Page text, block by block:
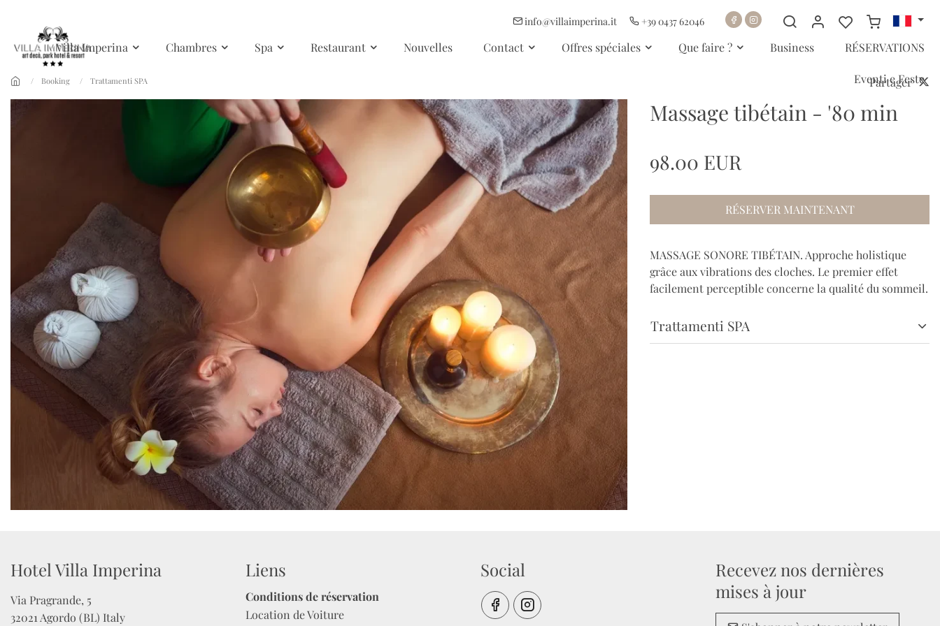
info@villaimperina.it +39 0437 62046
Villa Imperina Chambres Spa Restaurant Nouvelles Contact Offres spéciales Que faire ? Business RÉSERVATIONS
Eventi e Feste
Partager
Booking Trattamenti SPA
Massage tibétain - '80 min
98.00 EUR
RÉSERVER MAINTENANT
MASSAGE SONORE TIBÉTAIN. Approche holistique
grâce aux vibrations des cloches. Le premier effet
facilement perceptible concerne la qualité du sommeil.
Trattamenti SPA
Hotel Villa Imperina
Via Pragrande, 5
32021 Agordo (BL) Italy
Liens
Conditions de réservation
Location de Voiture
Social
Recevez nos dernières
mises à jour